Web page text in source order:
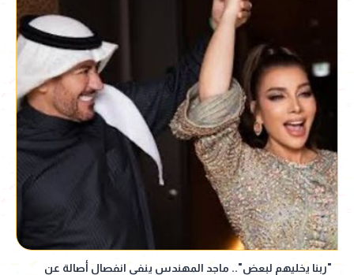
"ربنا يخليهم لبعض".. ماجد المهندس ينفي انفصال أصالة عن